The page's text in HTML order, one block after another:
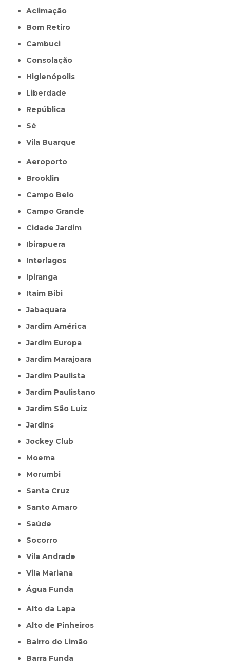
Aclimação
Bom Retiro
Cambuci
Consolação
Higienópolis
Liberdade
República
Sé
Vila Buarque
Aeroporto
Brooklin
Campo Belo
Campo Grande
Cidade Jardim
Ibirapuera
Interlagos
Ipiranga
Itaim Bibi
Jabaquara
Jardim América
Jardim Europa
Jardim Marajoara
Jardim Paulista
Jardim Paulistano
Jardim São Luiz
Jardins
Jockey Club
Moema
Morumbi
Santa Cruz
Santo Amaro
Saúde
Socorro
Vila Andrade
Vila Mariana
Água Funda
Alto da Lapa
Alto de Pinheiros
Bairro do Limão
Barra Funda